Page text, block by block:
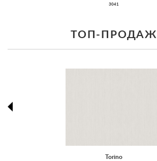
3041
ТОП-ПРОДАЖ
Torino